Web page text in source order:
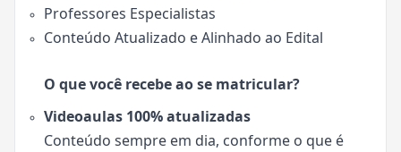
Professores Especialistas
Conteúdo Atualizado e Alinhado ao Edital
O que você recebe ao se matricular?
Videoaulas 100% atualizadas
Conteúdo sempre em dia, conforme o que é